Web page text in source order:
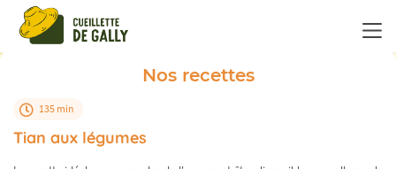
Nos recettes
135 min
Tian aux légumes
Panneau de gestion des cookies